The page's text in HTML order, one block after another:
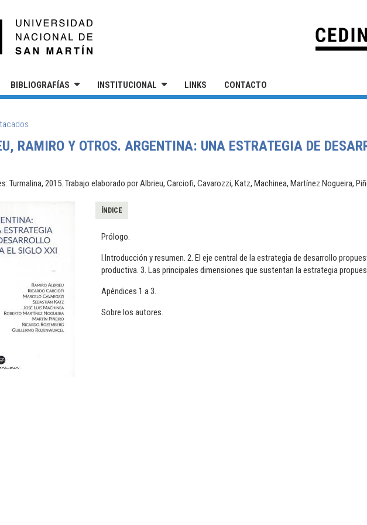
BIBLIOGRAFÍAS INSTITUCIONAL LINKS CONTACTO
USTED AQUÍ
RAMIRO Y OTROS. ARGENTINA: UNA ESTRATEGIA DE
Turmalina, 2015. Trabajo elaborado por Albrieu, Carciofi, Cavarozzi, Katz, Machinea, Martínez Nogueira,
ÍNDICE
Prólogo.
I.Introducción y resumen. 2. El eje central de la estrategia de desarrollo
productiva. 3. Las principales dimensiones que sustentan la estrategia
Apéndices 1 a 3.
Sobre los autores.